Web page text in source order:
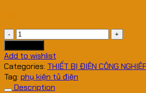
Cos
Tròn
Trần
iLEC
-
RNB
Add to wishlist
Categories: THIẾT BỊ ĐIỆN CÔNG NGHIỆP
Tag: phụ kiện tủ điện
Description